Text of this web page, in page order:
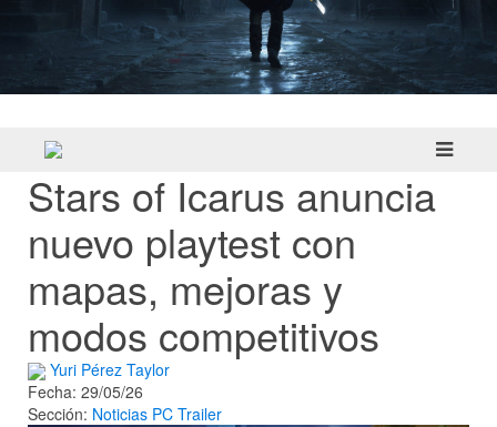
Stars of Icarus anuncia
nuevo playtest con
mapas, mejoras y
modos competitivos
Yuri Pérez Taylor
Fecha: 29/05/26
Sección: Noticias PC Trailer